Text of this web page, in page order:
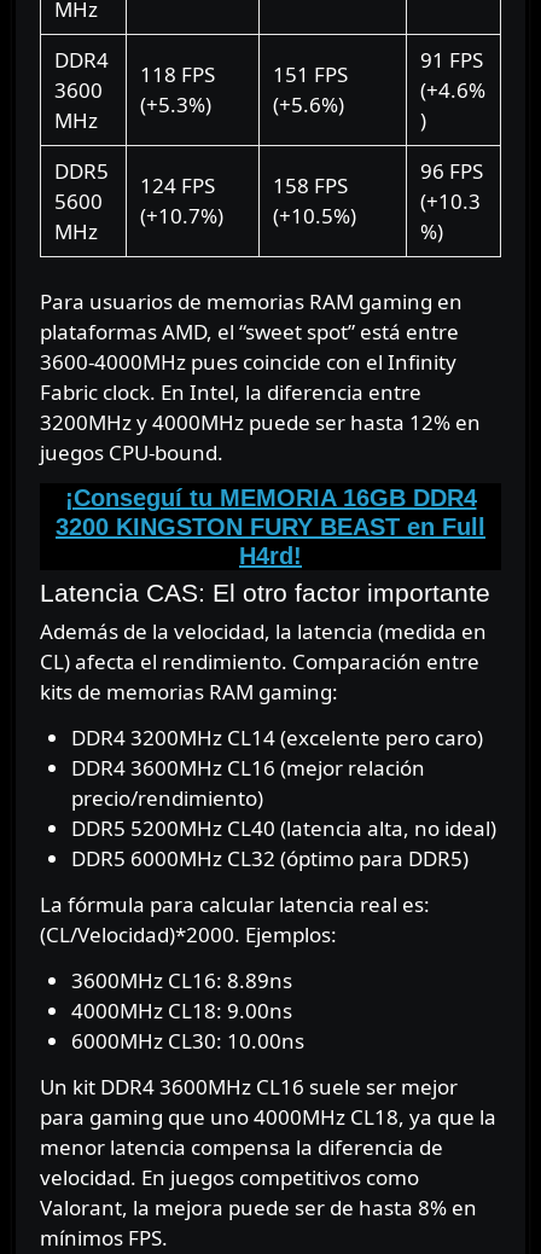
MHz
DDR4
3600
MHz
118 FPS
(+5.3%)
151 FPS
(+5.6%)
91 FPS
(+4.6%
)
DDR5
5600
MHz
124 FPS
(+10.7%)
158 FPS
(+10.5%)
96 FPS
(+10.3
%)
Para usuarios de memorias RAM gaming en
plataformas AMD, el “sweet spot” está entre
3600-4000MHz pues coincide con el Infinity
Fabric clock. En Intel, la diferencia entre
3200MHz y 4000MHz puede ser hasta 12% en
juegos CPU-bound.
¡Conseguí tu MEMORIA 16GB DDR4
3200 KINGSTON FURY BEAST en Full
H4rd!
Latencia CAS: El otro factor importante
Además de la velocidad, la latencia (medida en
CL) afecta el rendimiento. Comparación entre
kits de memorias RAM gaming:
DDR4 3200MHz CL14 (excelente pero caro)
DDR4 3600MHz CL16 (mejor relación
precio/rendimiento)
DDR5 5200MHz CL40 (latencia alta, no ideal)
DDR5 6000MHz CL32 (óptimo para DDR5)
La fórmula para calcular latencia real es:
(CL/Velocidad)*2000. Ejemplos:
3600MHz CL16: 8.89ns
4000MHz CL18: 9.00ns
6000MHz CL30: 10.00ns
Un kit DDR4 3600MHz CL16 suele ser mejor
para gaming que uno 4000MHz CL18, ya que la
menor latencia compensa la diferencia de
velocidad. En juegos competitivos como
Valorant, la mejora puede ser de hasta 8% en
mínimos FPS.